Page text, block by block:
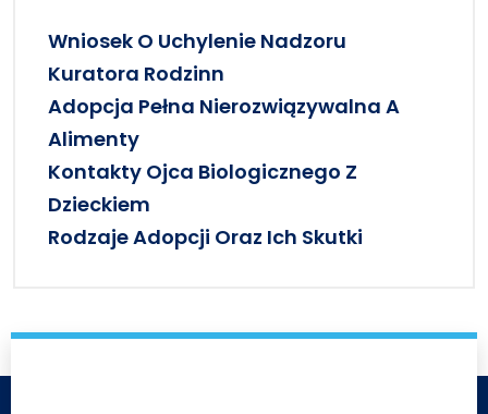
Wniosek O Uchylenie Nadzoru
Kuratora Rodzinn
Adopcja Pełna Nierozwiązywalna A
Alimenty
Kontakty Ojca Biologicznego Z
Dzieckiem
Rodzaje Adopcji Oraz Ich Skutki